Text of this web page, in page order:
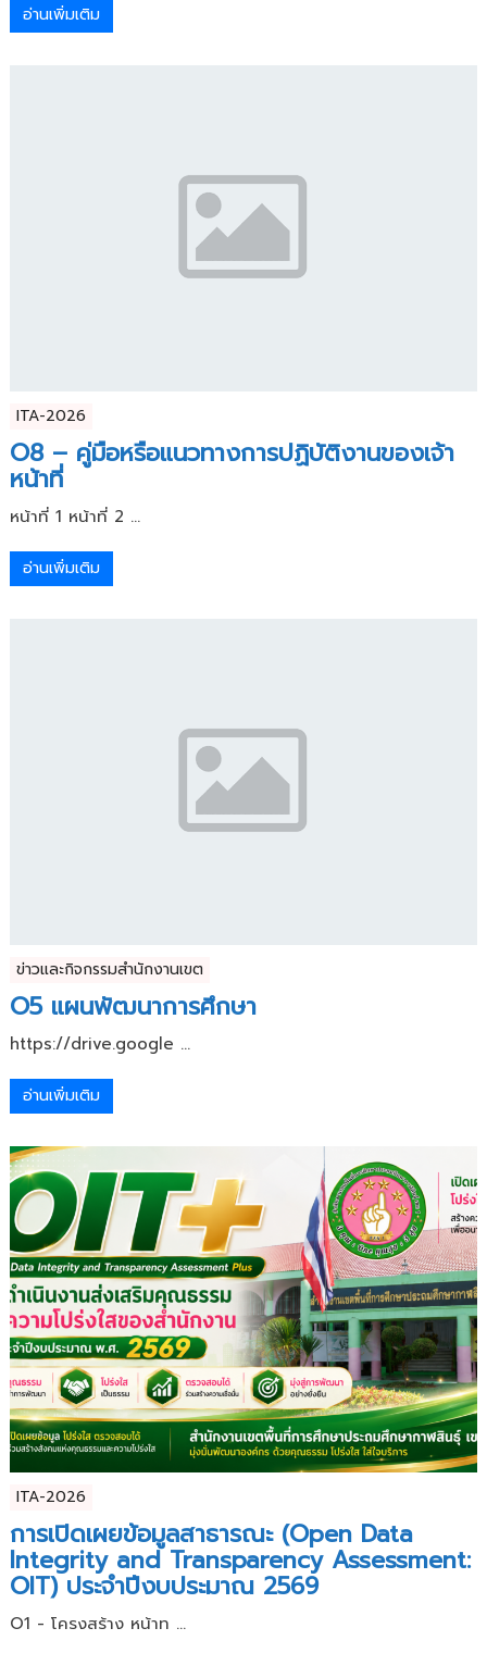
อ่านเพิ่มเติม
ITA-2026
O8 – คู่มือหรือแนวทางการปฏิบัติงานของเจ้า
หน้าที่
หน้าที่ 1 หน้าที่ 2 ...
อ่านเพิ่มเติม
ข่าวและกิจกรรมสำนักงานเขต
O5 แผนพัฒนาการศึกษา
https://drive.google ...
อ่านเพิ่มเติม
ITA-2026
การเปิดเผยข้อมูลสาธารณะ (Open Data
Integrity and Transparency Assessment:
OIT) ประจำปีงบประมาณ 2569
O1 - โครงสร้าง หน้าท ...